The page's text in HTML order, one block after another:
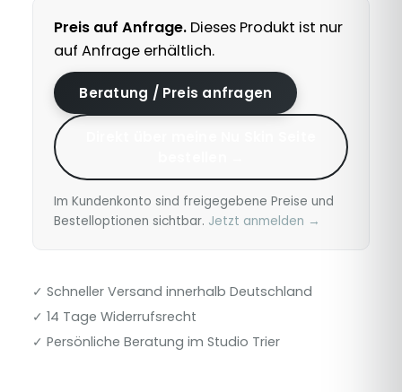
Preis auf Anfrage. Dieses Produkt ist nur
auf Anfrage erhältlich.
Beratung / Preis anfragen
Im Kundenkonto sind freigegebene Preise und
Bestelloptionen sichtbar. Jetzt anmelden →
✓ Schneller Versand innerhalb Deutschland
✓ 14 Tage Widerrufsrecht
✓ Persönliche Beratung im Studio Trier